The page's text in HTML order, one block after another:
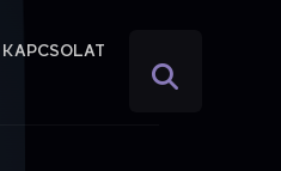
KAPCSOLAT